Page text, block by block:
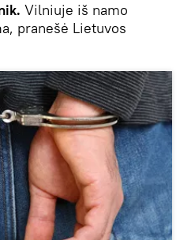
Vilniuje iš namo
pranešė Lietuvos